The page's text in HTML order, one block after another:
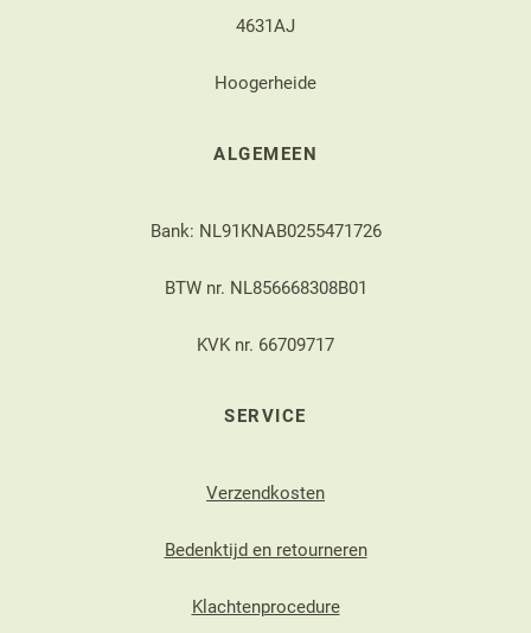
4631AJ
Hoogerheide
ALGEMEEN
Bank: NL91KNAB0255471726
BTW nr. NL856668308B01
KVK nr. 66709717
SERVICE
Verzendkosten
Bedenktijd en retourneren
Klachtenprocedure